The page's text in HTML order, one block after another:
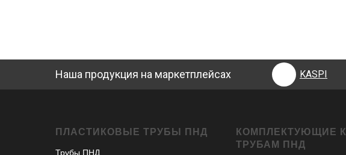
Наша продукция на маркетплейсах KASPI
ПЛАСТИКОВЫЕ ТРУБЫ ПНД
Трубы ПНД
КОМПЛЕКТУЮЩИЕ К
ТРУБАМ ПНД